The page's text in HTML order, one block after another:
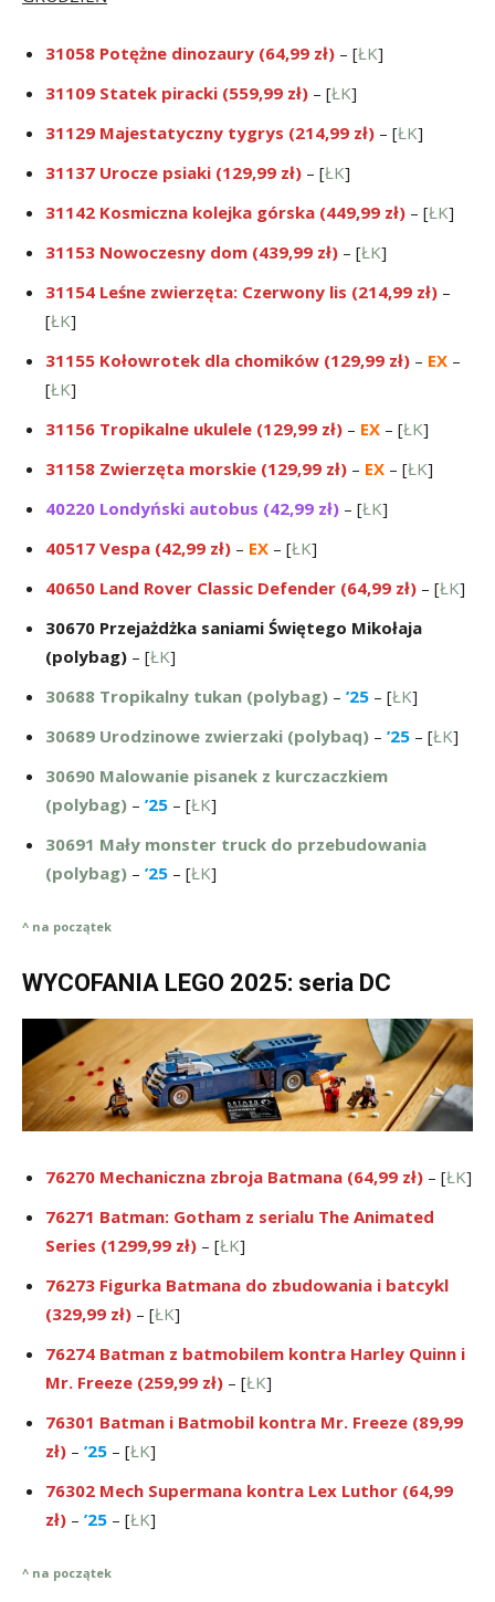
31058 Potężne dinozaury (64,99 zł) – [ŁK]
31109 Statek piracki (559,99 zł) – [ŁK]
31129 Majestatyczny tygrys (214,99 zł) – [ŁK]
31137 Urocze psiaki (129,99 zł) – [ŁK]
31142 Kosmiczna kolejka górska (449,99 zł) – [ŁK]
31153 Nowoczesny dom (439,99 zł) – [ŁK]
31154 Leśne zwierzęta: Czerwony lis (214,99 zł) –
[ŁK]
31155 Kołowrotek dla chomików (129,99 zł) – EX –
[ŁK]
31156 Tropikalne ukulele (129,99 zł) – EX – [ŁK]
31158 Zwierzęta morskie (129,99 zł) – EX – [ŁK]
40220 Londyński autobus (42,99 zł) – [ŁK]
40517 Vespa (42,99 zł) – EX – [ŁK]
40650 Land Rover Classic Defender (64,99 zł) – [ŁK]
30670 Przejażdżka saniami Świętego Mikołaja
(polybag) – [ŁK]
30688 Tropikalny tukan (polybag) – ’25 – [ŁK]
30689 Urodzinowe zwierzaki (polybaq) – ’25 – [ŁK]
30690 Malowanie pisanek z kurczaczkiem
(polybag) – ’25 – [ŁK]
30691 Mały monster truck do przebudowania
(polybag) – ’25 – [ŁK]
^ na początek
WYCOFANIA LEGO 2025: seria DC
76270 Mechaniczna zbroja Batmana (64,99 zł) – [ŁK]
76271 Batman: Gotham z serialu The Animated
Series (1299,99 zł) – [ŁK]
76273 Figurka Batmana do zbudowania i batcykl
(329,99 zł) – [ŁK]
76274 Batman z batmobilem kontra Harley Quinn i
Mr. Freeze (259,99 zł) – [ŁK]
76301 Batman i Batmobil kontra Mr. Freeze (89,99
zł) – ’25 – [ŁK]
76302 Mech Supermana kontra Lex Luthor (64,99
zł) – ’25 – [ŁK]
^ na początek